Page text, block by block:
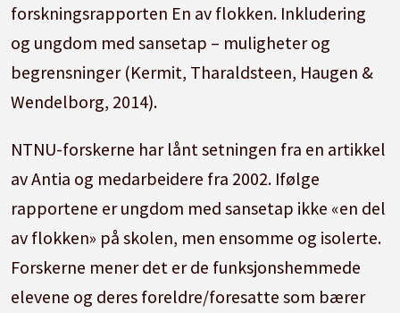
forskningsrapporten En av flokken. Inkludering
og ungdom med sansetap – muligheter og
begrensninger (Kermit, Tharaldsteen, Haugen &
Wendelborg, 2014).
NTNU-forskerne har lånt setningen fra en artikkel
av Antia og medarbeidere fra 2002. Ifølge
rapportene er ungdom med sansetap ikke «en del
av flokken» på skolen, men ensomme og isolerte.
Forskerne mener det er de funksjonshemmede
elevene og deres foreldre/foresatte som bærer